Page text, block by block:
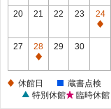
館
20 21 22 23
24
休
27
28
休
日
29 30
休館日
蔵書点検
特別休館
臨時休館